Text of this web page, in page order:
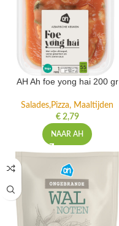
AH Ah foe yong hai 200 gr
Salades,Pizza, Maaltijden
€2,79
NAAR AH